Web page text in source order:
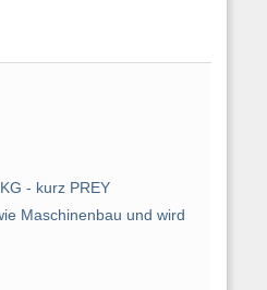
- kurz PREY
Maschinenbau und wird